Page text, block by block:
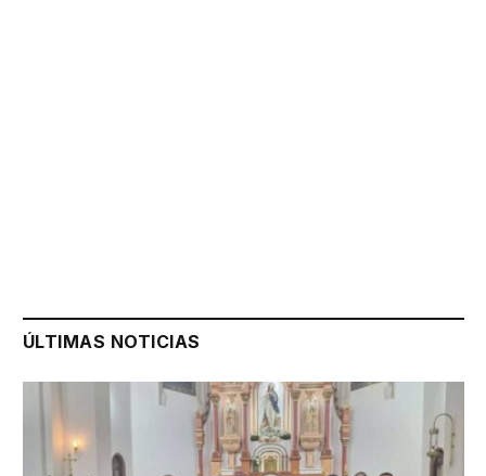
ÚLTIMAS NOTICIAS